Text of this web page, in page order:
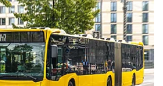
teatre. Dėkoju dabartiniam
Nesustokite augti, bet
visiems kuo didžiausios
– sveikindamas teatro
sakė Panevėžio miesto